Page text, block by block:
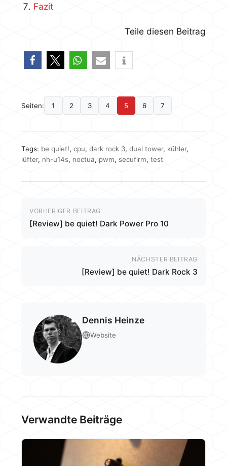
Fazit
Teile diesen Beitrag
Seiten: 1 2 3 4 5 6 7
Tags: be quiet!, cpu, dark rock 3, dual tower, kühler,
lüfter, nh-u14s, noctua, pwm, secufirm, test
VORHERIGER BEITRAG
[Review] be quiet! Dark Power Pro 10
NÄCHSTER BEITRAG
[Review] be quiet! Dark Rock 3
Dennis Heinze
Website
Verwandte Beiträge